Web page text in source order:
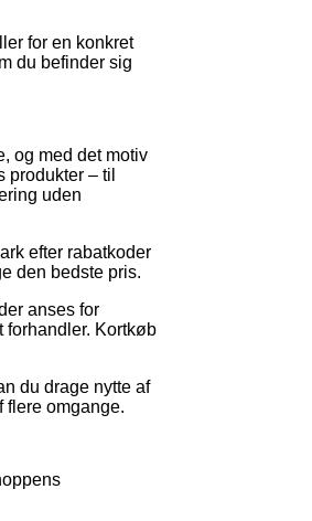
for en konkret
du befinder sig
og med det motiv
– til
uden
efter rabatkoder
den bedste pris.
anses for
Kortkøb
du drage nytte af
flere omgange.